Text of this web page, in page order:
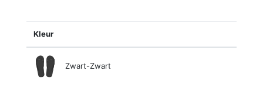
Kleur
Zwart-Zwart